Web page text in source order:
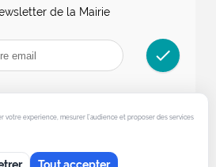
de la Mairie
check
votre experience, mesurer l’audience et proposer des services